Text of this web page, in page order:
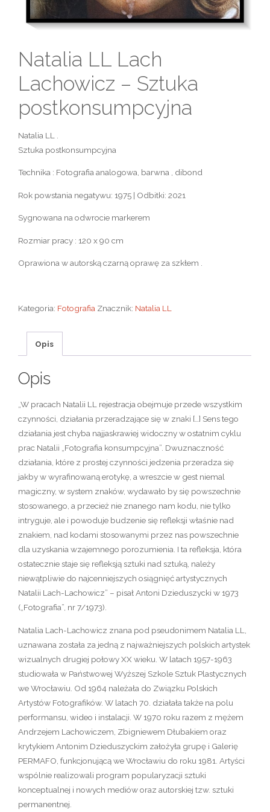
Natalia LL Lach
Lachowicz – Sztuka
postkonsumpcyjna
Natalia LL .
Sztuka postkonsumpcyjna
Technika : Fotografia analogowa, barwna , dibond
Rok powstania negatywu: 1975 | Odbitki: 2021
Sygnowana na odwrocie markerem
Rozmiar pracy : 120 x 90 cm
Oprawiona w autorską czarną oprawę za szkłem .
Kategoria: Fotografia Znacznik: Natalia LL
Opis
Opis
„W pracach Natalii LL rejestracja obejmuje przede wszystkim
czynności, działania przeradzające się w znaki […] Sens tego
działania jest chyba najjaskrawiej widoczny w ostatnim cyklu
prac Natalii „Fotografia konsumpcyjna”. Dwuznaczność
działania, które z prostej czynności jedzenia przeradza się
jakby w wyrafinowaną erotykę, a wreszcie w gest niemal
magiczny, w system znaków, wydawało by się powszechnie
stosowanego, a przecież nie znanego nam kodu, nie tylko
intryguje, ale i powoduje budzenie się refleksji właśnie nad
znakiem, nad kodami stosowanymi przez nas powszechnie
dla uzyskania wzajemnego porozumienia. I ta refleksja, która
ostatecznie staje się refleksją sztuki nad sztuką, należy
niewątpliwie do najcenniejszych osiągnięć artystycznych
Natalii Lach-Lachowicz” – pisał Antoni Dzieduszycki w 1973
(„Fotografia”, nr 7/1973).
Natalia Lach-Lachowicz znana pod pseudonimem Natalia LL,
uznawana została za jedną z najważniejszych polskich artystek
wizualnych drugiej połowy XX wieku. W latach 1957-1963
studiowała w Państwowej Wyższej Szkole Sztuk Plastycznych
we Wrocławiu. Od 1964 należała do Związku Polskich
Artystów Fotografików. W latach 70. działała także na polu
performansu, wideo i instalacji. W 1970 roku razem z mężem
Andrzejem Lachowiczem, Zbigniewem Dłubakiem oraz
krytykiem Antonim Dzieduszyckim założyła grupę i Galerię
PERMAFO, funkcjonującą we Wrocławiu do roku 1981. Artyści
wspólnie realizowali program popularyzacji sztuki
konceptualnej i nowych mediów oraz autorskiej tzw. sztuki
permanentnej.